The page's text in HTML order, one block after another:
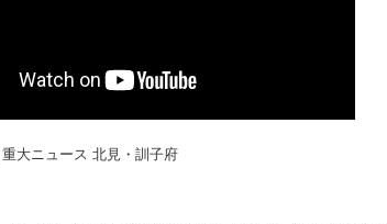
大ニュース 北見・訓子府